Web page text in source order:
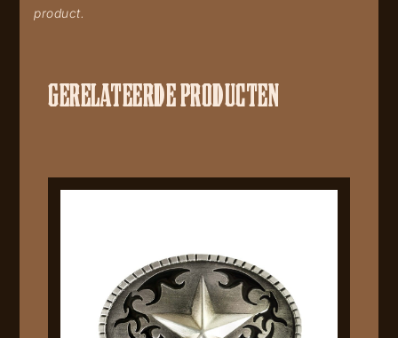
product.
GERELATEERDE PRODUCTEN